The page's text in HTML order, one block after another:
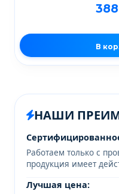
В
НАШИ
Работаем только с
продукция имеет
Лучшая цена: